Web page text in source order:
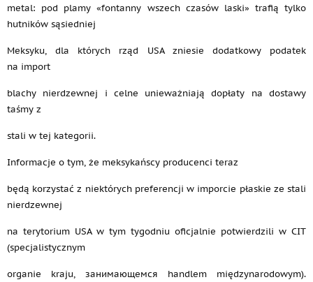
metal: pod plamy «fontanny wszech czasów laski» trafią tylko
hutników sąsiedniej
Meksyku, dla których rząd USA zniesie dodatkowy podatek
na import
blachy nierdzewnej i celne unieważniają dopłaty na dostawy
taśmy z
stali w tej kategorii.
Informacje o tym, że meksykańscy producenci teraz
będą korzystać z niektórych preferencji w imporcie płaskie ze stali
nierdzewnej
na terytorium USA w tym tygodniu oficjalnie potwierdzili w CIT
(specjalistycznym
organie kraju, занимающемся handlem międzynarodowym).